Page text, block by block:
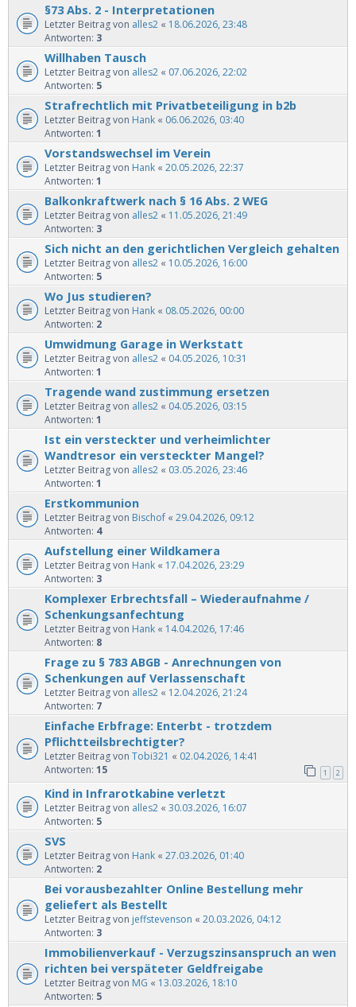
§73 Abs. 2 - Interpretationen
Letzter Beitrag von alles2 « 18.06.2026, 23:48
Antworten: 3
Willhaben Tausch
Letzter Beitrag von alles2 « 07.06.2026, 22:02
Antworten: 5
Strafrechtlich mit Privatbeteiligung in b2b
Letzter Beitrag von Hank « 06.06.2026, 03:40
Antworten: 1
Vorstandswechsel im Verein
Letzter Beitrag von Hank « 20.05.2026, 22:37
Antworten: 1
Balkonkraftwerk nach § 16 Abs. 2 WEG
Letzter Beitrag von alles2 « 11.05.2026, 21:49
Antworten: 3
Sich nicht an den gerichtlichen Vergleich gehalten
Letzter Beitrag von alles2 « 10.05.2026, 16:00
Antworten: 5
Wo Jus studieren?
Letzter Beitrag von Hank « 08.05.2026, 00:00
Antworten: 2
Umwidmung Garage in Werkstatt
Letzter Beitrag von alles2 « 04.05.2026, 10:31
Antworten: 1
Tragende wand zustimmung ersetzen
Letzter Beitrag von alles2 « 04.05.2026, 03:15
Antworten: 1
Ist ein versteckter und verheimlichter
Wandtresor ein versteckter Mangel?
Letzter Beitrag von alles2 « 03.05.2026, 23:46
Antworten: 1
Erstkommunion
Letzter Beitrag von Bischof « 29.04.2026, 09:12
Antworten: 4
Aufstellung einer Wildkamera
Letzter Beitrag von Hank « 17.04.2026, 23:29
Antworten: 3
Komplexer Erbrechtsfall – Wiederaufnahme /
Schenkungsanfechtung
Letzter Beitrag von Hank « 14.04.2026, 17:46
Antworten: 8
Frage zu § 783 ABGB - Anrechnungen von
Schenkungen auf Verlassenschaft
Letzter Beitrag von alles2 « 12.04.2026, 21:24
Antworten: 7
Einfache Erbfrage: Enterbt - trotzdem
Pflichtteilsbrechtigter?
Letzter Beitrag von Tobi321 « 02.04.2026, 14:41
Antworten: 15 1 2
Kind in Infrarotkabine verletzt
Letzter Beitrag von alles2 « 30.03.2026, 16:07
Antworten: 5
SVS
Letzter Beitrag von Hank « 27.03.2026, 01:40
Antworten: 2
Bei vorausbezahlter Online Bestellung mehr
geliefert als Bestellt
Letzter Beitrag von jeffstevenson « 20.03.2026, 04:12
Antworten: 3
Immobilienverkauf - Verzugszinsanspruch an wen
richten bei verspäteter Geldfreigabe
Letzter Beitrag von MG « 13.03.2026, 18:10
Antworten: 5